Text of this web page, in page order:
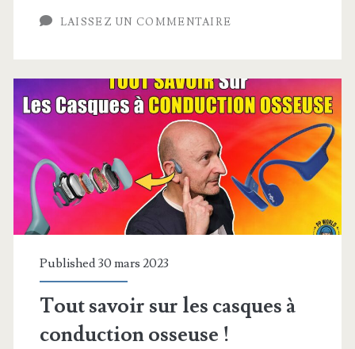
de
pour
France
et
sa
Direction
LAISSEZ UN COMMENTAIRE
Published 30 mars 2023
Tout savoir sur les casques à
conduction osseuse !